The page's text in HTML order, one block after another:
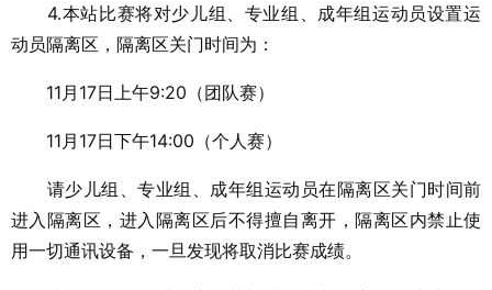
4.本站比赛将对少儿组、专业组、成年组运动员设置运
动员隔离区，隔离区关门时间为：
11月17日上午9:20（团队赛）
11月17日下午14:00（个人赛）
请少儿组、专业组、成年组运动员在隔离区关门时间前
进入隔离区，进入隔离区后不得擅自离开，隔离区内禁止使
用一切通讯设备，一旦发现将取消比赛成绩。